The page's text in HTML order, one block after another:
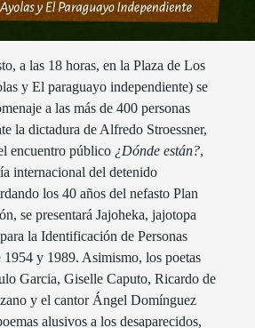
a las 18 horas, en la Plaza de Los
y El paraguayo independiente) se
a las más de 400 personas
la dictadura de Alfredo Stroessner,
encuentro público ¿Dónde están?,
internacional del detenido
los 40 años del nefasto Plan
se presentará Jajoheka, jajotopa
la Identificación de Personas
1954 y 1989. Asimismo, los poetas
Garcia, Giselle Caputo, Ricardo de
y el cantor Ángel Domínguez
alusivos a los desaparecidos,